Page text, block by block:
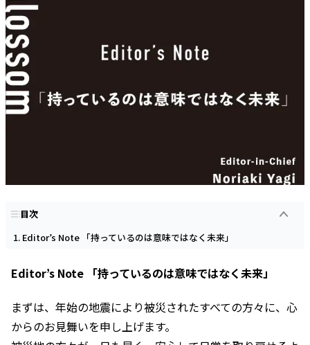
目次
Editor’s Note 「持っているのは意味ではなく未来」
Editor’s Note 「持っているのは意味ではなく未来」
まずは、年始の地震により被災されたすべての方々に、心
からのお見舞いを申し上げます。